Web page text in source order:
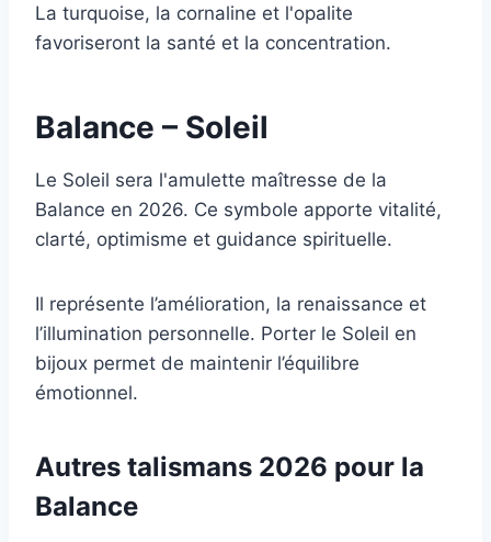
La turquoise, la cornaline et l'opalite
favoriseront la santé et la concentration.
Balance – Soleil
Le Soleil sera l'amulette maîtresse de la
Balance en 2026. Ce symbole apporte vitalité,
clarté, optimisme et guidance spirituelle.
Il représente l’amélioration, la renaissance et
l’illumination personnelle. Porter le Soleil en
bijoux permet de maintenir l’équilibre
émotionnel.
Autres talismans 2026 pour la
Balance